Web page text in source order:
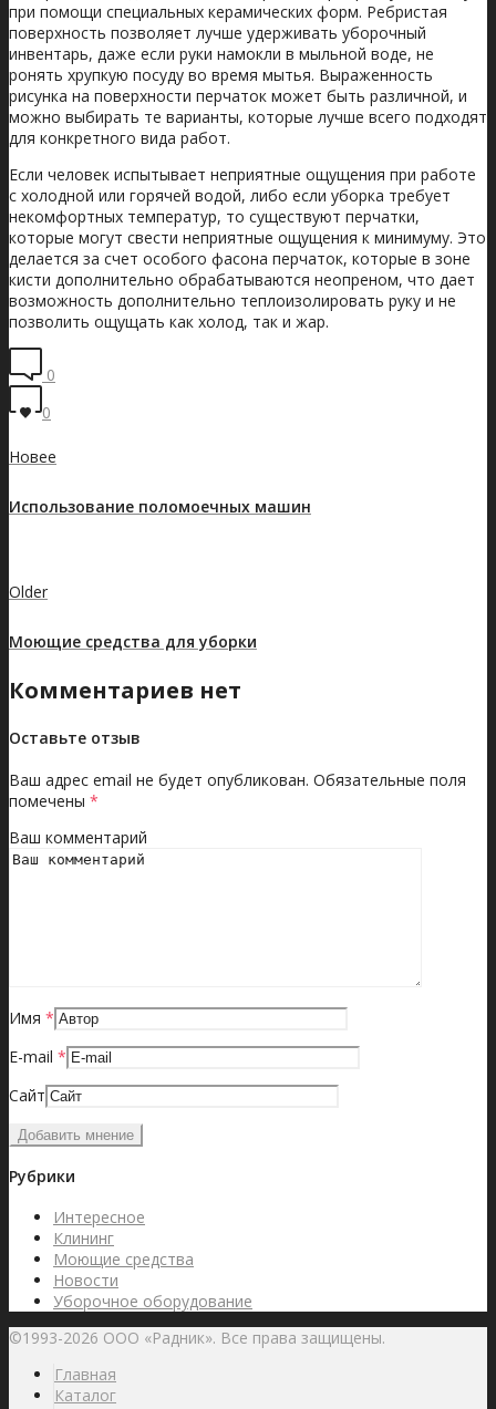
при помощи специальных керамических форм. Ребристая
поверхность позволяет лучше удерживать уборочный
инвентарь, даже если руки намокли в мыльной воде, не
ронять хрупкую посуду во время мытья. Выраженность
рисунка на поверхности перчаток может быть различной, и
можно выбирать те варианты, которые лучше всего подходят
для конкретного вида работ.
Если человек испытывает неприятные ощущения при работе
с холодной или горячей водой, либо если уборка требует
некомфортных температур, то существуют перчатки,
которые могут свести неприятные ощущения к минимуму. Это
делается за счет особого фасона перчаток, которые в зоне
кисти дополнительно обрабатываются неопреном, что дает
возможность дополнительно теплоизолировать руку и не
позволить ощущать как холод, так и жар.
0
0
Новее
Использование поломоечных машин
Older
Моющие средства для уборки
Комментариев нет
Оставьте отзыв
Ваш адрес email не будет опубликован. Обязательные поля
помечены *
Ваш комментарий
Имя *
E-mail *
Сайт
Рубрики
Интересное
Клининг
Моющие средства
Новости
Уборочное оборудование
©1993-2026 ООО «Радник». Все права защищены.
Главная
Каталог